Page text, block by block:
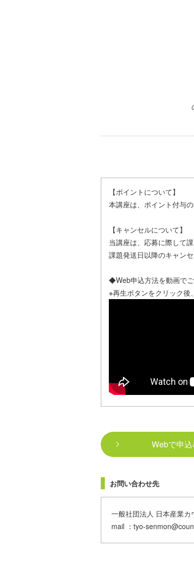
【ポイントについて】
本講座は、ポイント付与
【キャンセルについて】
当講座は、応募に際して
課題発送日以降のキャン
◆Web申込方法を動画でご
※再生ボタンをクリック後
Webで申
お問い合わせ先
一般社団法人 日本産業
mail ：tyo-